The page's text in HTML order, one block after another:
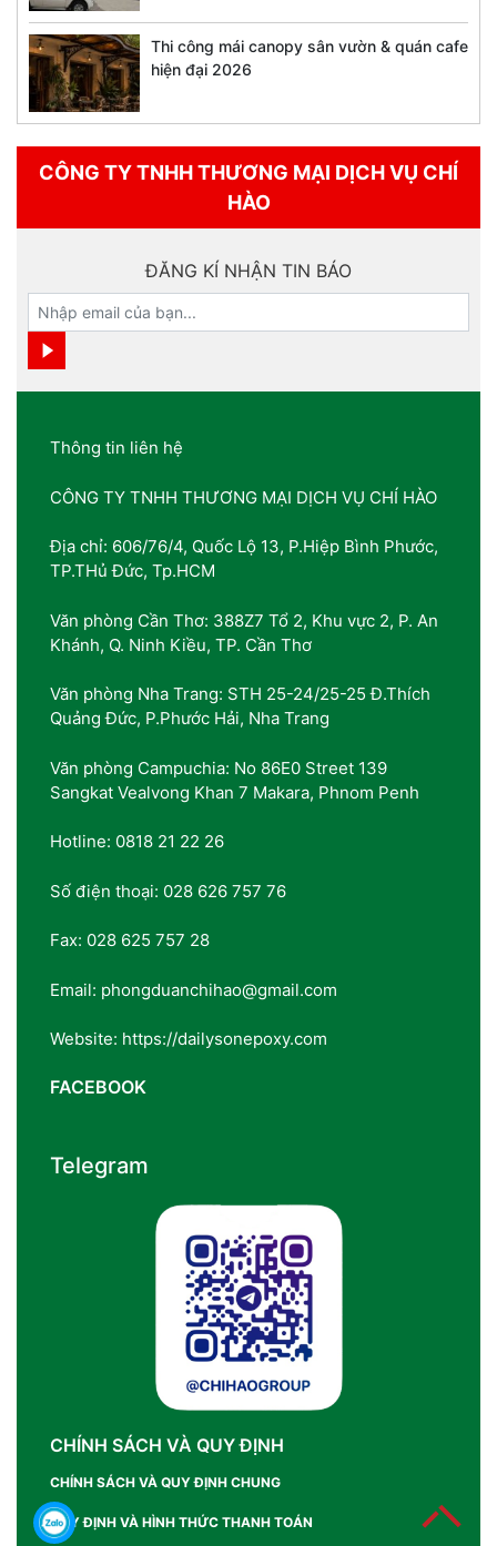
Thi công mái canopy sân vườn & quán cafe
hiện đại 2026
CÔNG TY TNHH THƯƠNG MẠI DỊCH VỤ CHÍ
HÀO
ĐĂNG KÍ NHẬN TIN BÁO
Thông tin liên hệ
CÔNG TY TNHH THƯƠNG MẠI DỊCH VỤ CHÍ HÀO
Địa chỉ: 606/76/4, Quốc Lộ 13, P.Hiệp Bình Phước,
TP.THủ Đức, Tp.HCM
Văn phòng Cần Thơ: 388Z7 Tổ 2, Khu vực 2, P. An
Khánh, Q. Ninh Kiều, TP. Cần Thơ
Văn phòng Nha Trang: STH 25-24/25-25 Đ.Thích
Quảng Đức, P.Phước Hải, Nha Trang
Văn phòng Campuchia: No 86E0 Street 139
Sangkat Vealvong Khan 7 Makara, Phnom Penh
Hotline: 0818 21 22 26
Số điện thoại: 028 626 757 76
Fax: 028 625 757 28
Email: phongduanchihao@gmail.com
Website: https://dailysonepoxy.com
FACEBOOK
Telegram
CHÍNH SÁCH VÀ QUY ĐỊNH
CHÍNH SÁCH VÀ QUY ĐỊNH CHUNG
QUY ĐỊNH VÀ HÌNH THỨC THANH TOÁN